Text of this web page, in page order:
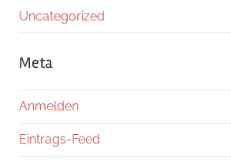
Uncategorized
Meta
Anmelden
Eintrags-Feed